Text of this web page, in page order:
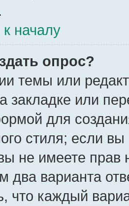
началу
опрос?
темы или
закладке или
для
стиля; если
не имеете прав
два варианта
что каждый